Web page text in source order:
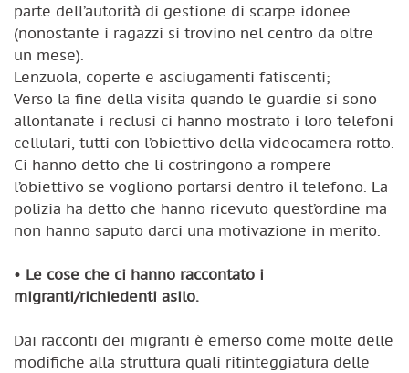
parte dell’autorità di gestione di scarpe idonee
(nonostante i ragazzi si trovino nel centro da oltre
un mese).
Lenzuola, coperte e asciugamenti fatiscenti;
Verso la fine della visita quando le guardie si sono
allontanate i reclusi ci hanno mostrato i loro telefoni
cellulari, tutti con l’obiettivo della videocamera rotto.
Ci hanno detto che li costringono a rompere
l’obiettivo se vogliono portarsi dentro il telefono. La
polizia ha detto che hanno ricevuto quest’ordine ma
non hanno saputo darci una motivazione in merito.
• Le cose che ci hanno raccontato i
migranti/richiedenti asilo.
Dai racconti dei migranti è emerso come molte delle
modifiche alla struttura quali ritinteggiatura delle